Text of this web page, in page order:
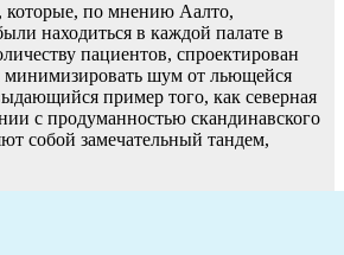
которые, по мнению Аалто,
находиться в каждой палате в
пациентов, спроектирован
минимизировать шум от льющейся
пример того, как северная
с продуманностью скандинавского
собой замечательный тандем,